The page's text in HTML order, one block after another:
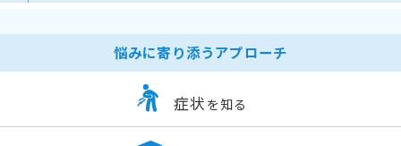
悩みに寄り添うアプローチ
症状 を知る